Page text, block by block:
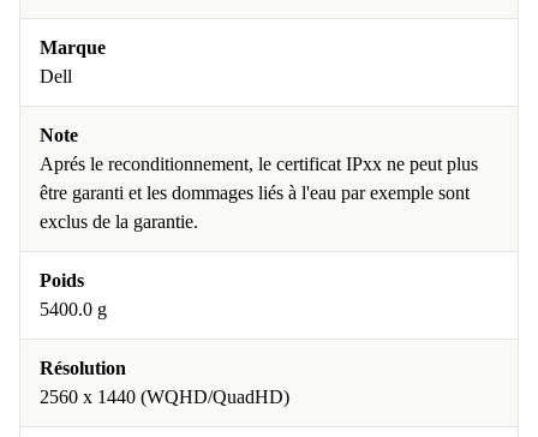
Marque
Dell
Note
Aprés le reconditionnement, le certificat IPxx ne peut plus
être garanti et les dommages liés à l'eau par exemple sont
exclus de la garantie.
Poids
5400.0 g
Résolution
2560 x 1440 (WQHD/QuadHD)